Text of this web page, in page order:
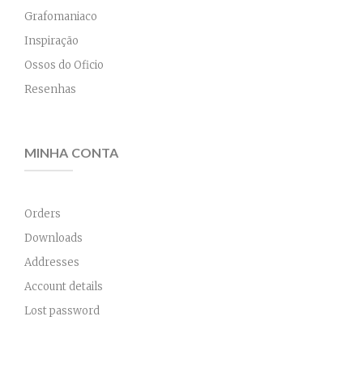
Grafomaniaco
Inspiração
Ossos do Oficio
Resenhas
MINHA CONTA
Orders
Downloads
Addresses
Account details
Lost password